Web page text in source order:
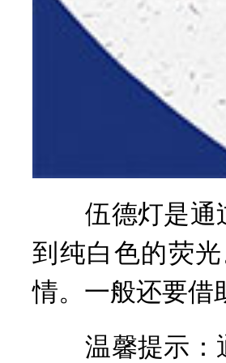
伍德灯是通过
到纯白色的荧
情。一般还要借
温馨提示：通